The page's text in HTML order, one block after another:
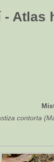
- Atlas
contorta